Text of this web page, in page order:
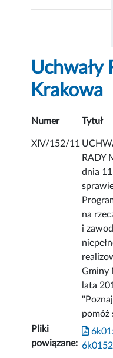
Uchwały
Krakowa
Numer Tytuł
XIV/152/11
RADY
dnia
na
i
Gminy
lata
pomóż
Pliki
powiązane: